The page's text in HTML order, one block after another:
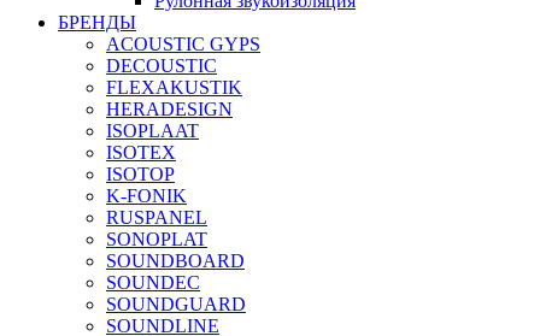
БРЕНДЫ
ACOUSTIC GYPS
DECOUSTIC
FLEXAKUSTIK
HERADESIGN
ISOPLAAT
ISOTEX
ISOTOP
K-FONIK
RUSPANEL
SONOPLAT
SOUNDBOARD
SOUNDEC
SOUNDGUARD
SOUNDLINE